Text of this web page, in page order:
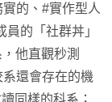
的、#實作型人
的「社群丼」
他直觀秒測
還會存在的機